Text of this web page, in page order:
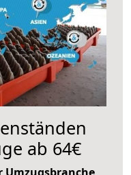
ab 64€